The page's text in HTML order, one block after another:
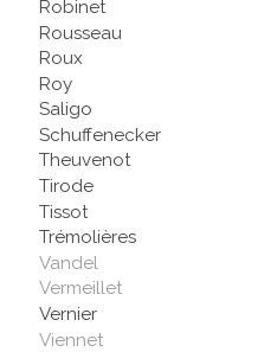
Robinet
Rousseau
Roux
Roy
Saligo
Schuffenecker
Theuvenot
Tirode
Tissot
Trémolières
Vandel
Vermeillet
Vernier
Viennet